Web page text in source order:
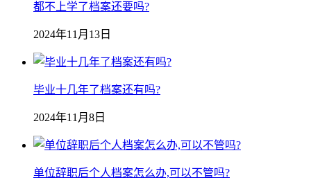
都不上学了档案还要吗?
2024年11月13日
毕业十几年了档案还有吗?
2024年11月8日
单位辞职后个人档案怎么办,可以不管吗?